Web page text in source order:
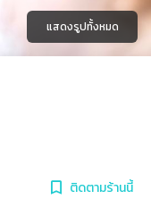
แสดงรูปทั้งหมด
ติดตามร้านนี้